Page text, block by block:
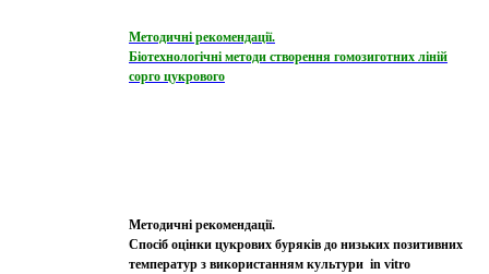
Методичні рекомендації.
Біотехнологічні методи створення гомозиготних ліній
сорго цукрового
Методичні рекомендації.
Спосіб оцінки цукрових буряків до низьких позитивних
температур з використанням культури in vitro